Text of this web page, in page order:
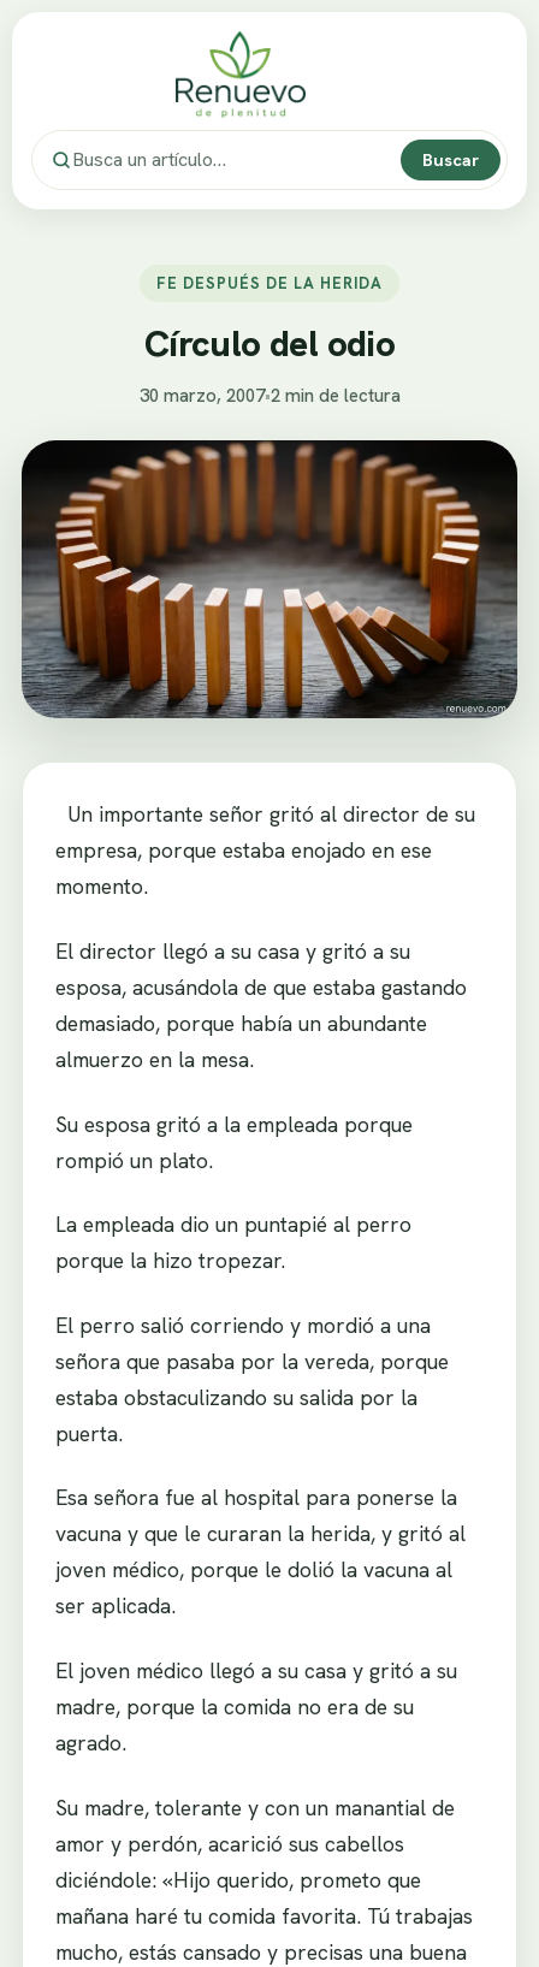
Buscar
FE DESPUÉS DE LA HERIDA
Círculo del odio
30 marzo, 2007•2 min de lectura
Un importante señor gritó al director de su
empresa, porque estaba enojado en ese
momento.
El director llegó a su casa y gritó a su
esposa, acusándola de que estaba gastando
demasiado, porque había un abundante
almuerzo en la mesa.
Su esposa gritó a la empleada porque
rompió un plato.
La empleada dio un puntapié al perro
porque la hizo tropezar.
El perro salió corriendo y mordió a una
señora que pasaba por la vereda, porque
estaba obstaculizando su salida por la
puerta.
Esa señora fue al hospital para ponerse la
vacuna y que le curaran la herida, y gritó al
joven médico, porque le dolió la vacuna al
ser aplicada.
El joven médico llegó a su casa y gritó a su
madre, porque la comida no era de su
agrado.
Su madre, tolerante y con un manantial de
amor y perdón, acarició sus cabellos
diciéndole: «Hijo querido, prometo que
mañana haré tu comida favorita. Tú trabajas
mucho, estás cansado y precisas una buena